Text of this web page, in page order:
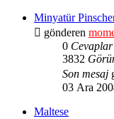
Minyatür
gönderen
0 Cevaplar
3832
Son mesaj
03 Ara
Maltese